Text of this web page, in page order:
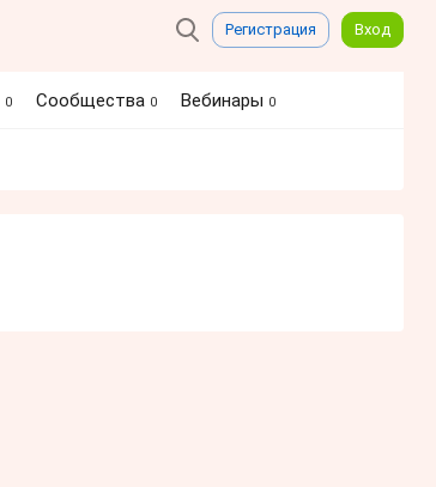
Регистрация Вход
0 Сообщества 0 Вебинары 0